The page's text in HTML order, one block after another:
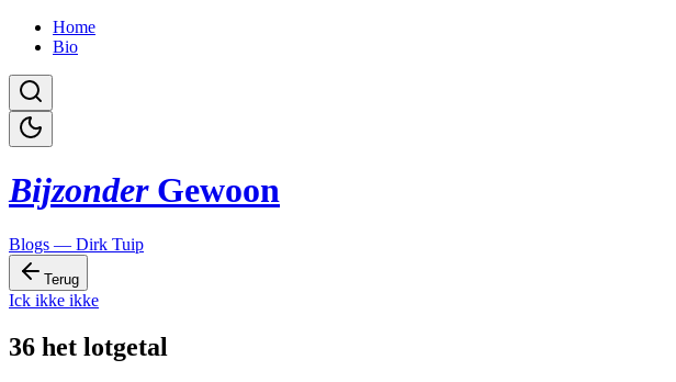
Home
Bio
Bijzonder Gewoon
Blogs — Dirk Tuip
Terug
Ick ikke ikke
36 het lotgetal